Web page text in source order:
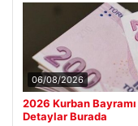
06/08/2026
2026 Kurban
Detaylar Burada